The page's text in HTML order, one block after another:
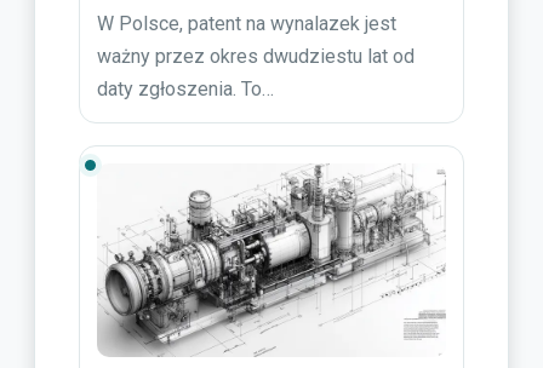
W Polsce, patent na wynalazek jest
ważny przez okres dwudziestu lat od
daty zgłoszenia. To…